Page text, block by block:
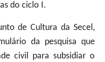
do ciclo I.
de Cultura da Secel,
da pesquisa que
civil para subsidiar o